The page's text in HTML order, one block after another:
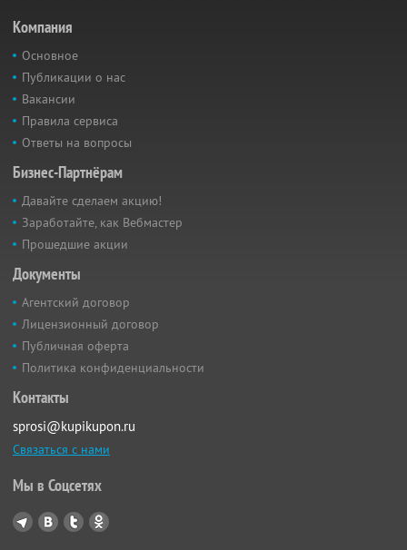
Компания
Основное
Публикации о нас
Вакансии
Правила сервиса
Ответы на вопросы
Бизнес-Партнёрам
Давайте сделаем акцию!
Заработайте, как Вебмастер
Прошедшие акции
Документы
Агентский договор
Лицензионный договор
Публичная оферта
Политика конфиденциальности
Контакты
sprosi@kupikupon.ru
Связаться с нами
Мы в Соцсетях